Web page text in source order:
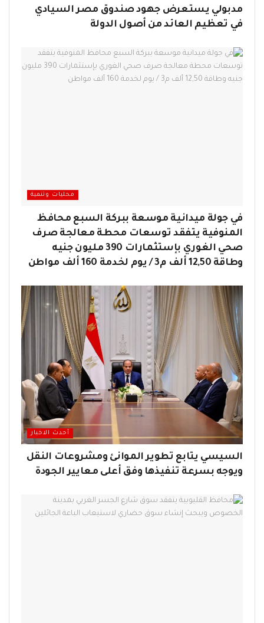
مدبولي يستعرض جهود صندوق مصر السيادي
في تعظيم العائد من أصول الدولة
محليات وتنمية
في جولة ميدانية موسعة ببركة السبع محافظ
المنوفية يتفقد توسعات محطة معالجة صرف
صحي الغوري بإستثمارات 390 مليون جنيه
وطاقة 12,50 ألف م3 / يوم لخدمة 160 ألف مواطن
أحدث الاخبار
السيسي يتابع تطوير الموانئ ومشروعات النقل
ويوجه بسرعة تنفيذها وفق أعلى معايير الجودة